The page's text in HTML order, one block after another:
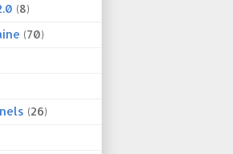
(8)
(70)
(26)